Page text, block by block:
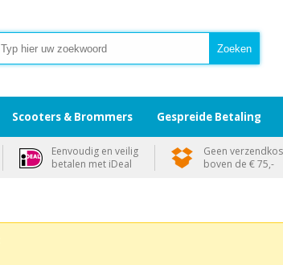
Scooters & Brommers Gespreide Betaling
Eenvoudig en veilig
betalen met iDeal
Geen
boven de € 75,-